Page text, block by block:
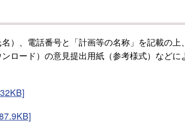
）、電話番号と「計画等の名称」を記載の上
ロード）の意見提出用紙（参考様式）などに